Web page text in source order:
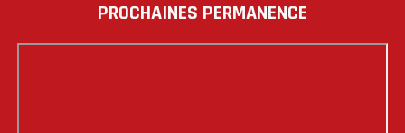
PROCHAINES PERMANENCE